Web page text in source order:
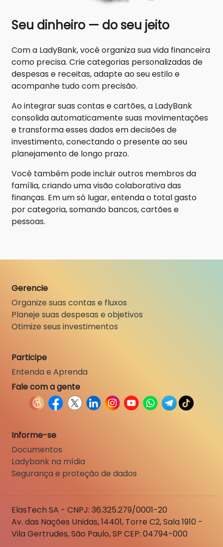
Seu dinheiro — do seu jeito
Com a LadyBank, você organiza sua vida financeira
como precisa. Crie categorias personalizadas de
despesas e receitas, adapte ao seu estilo e
acompanhe tudo com precisão.
Ao integrar suas contas e cartões, a LadyBank
consolida automaticamente suas movimentações
e transforma esses dados em decisões de
investimento, conectando o presente ao seu
planejamento de longo prazo.
Você também pode incluir outros membros da
família, criando uma visão colaborativa das
finanças. Em um só lugar, entenda o total gasto
por categoria, somando bancos, cartões e
pessoas.
Gerencie
Organize suas contas e fluxos
Planeje suas despesas e objetivos
Otimize seus investimentos
Participe
Entenda e Aprenda
Fale com a gente
Informe-se
Documentos
Ladybank na mídia
Segurança e proteção de dados
ElasTech SA - CNPJ: 36.325.279/0001-20
Av. das Nações Unidas, 14401, Torre C2, Sala 1910 -
Vila Gertrudes, São Paulo, SP CEP: 04794-000